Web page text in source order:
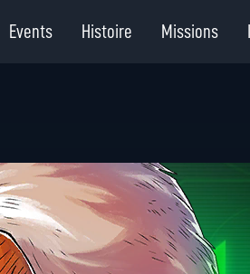
Events Histoire Missions